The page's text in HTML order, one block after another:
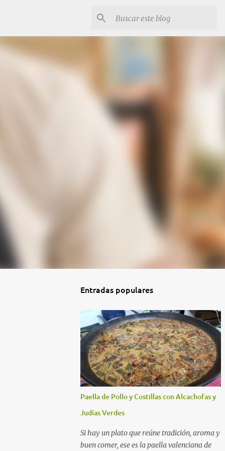
Entradas populares
Paella de Pollo y Costillas con Alcachofas y
Judías Verdes
Si hay un plato que reúne tradición, aroma y
buen comer, ese es la paella valenciana de